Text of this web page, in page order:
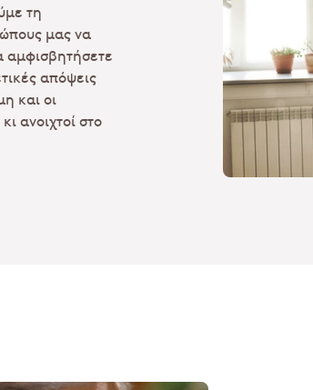
τη
μας να
αμφισβητήσετε
απόψεις
και οι
ανοιχτοί στο